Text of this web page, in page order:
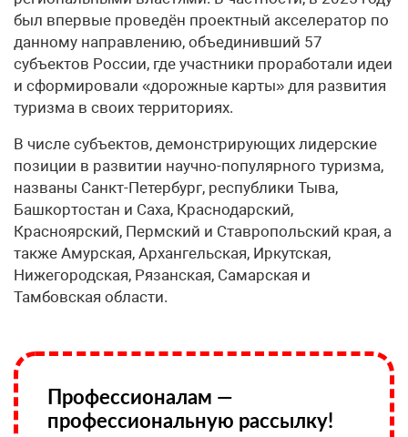
был впервые проведён проектный акселератор по
данному направлению, объединивший 57
субъектов России, где участники проработали идеи
и сформировали «дорожные карты» для развития
туризма в своих территориях.
В числе субъектов, демонстрирующих лидерские
позиции в развитии научно-популярного туризма,
названы Санкт-Петербург, республики Тыва,
Башкортостан и Саха, Краснодарский,
Красноярский, Пермский и Ставропольский края, а
также Амурская, Архангельская, Иркутская,
Нижегородская, Рязанская, Самарская и
Тамбовская области.
Профессионалам —
профессиональную рассылку!